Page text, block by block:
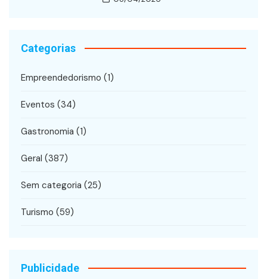
Categorias
Empreendedorismo (1)
Eventos (34)
Gastronomia (1)
Geral (387)
Sem categoria (25)
Turismo (59)
Publicidade